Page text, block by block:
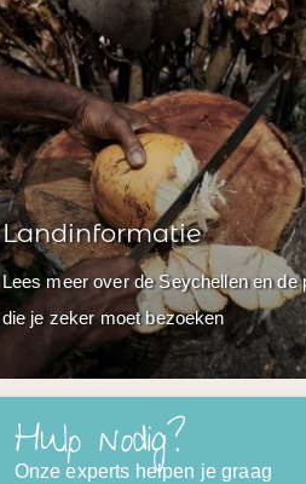
Landinformatie
Lees meer over de Seychellen en de
die je zeker moet bezoeken
Hulp nodig?
Onze experts helpen je graag